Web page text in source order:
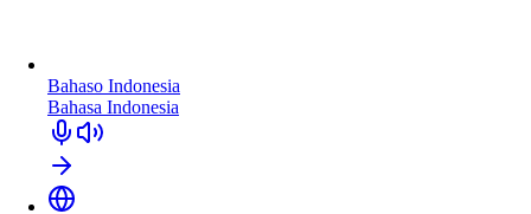
Bahaso Indonesia
Bahasa Indonesia